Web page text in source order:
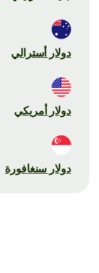
دولار أسترالي
دولار أمريكي
دولار سنغافورة